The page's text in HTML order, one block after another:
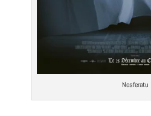
Nosferatu